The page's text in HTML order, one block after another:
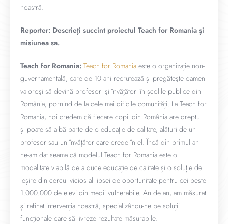
noastră.
Reporter: Descrieți succint proiectul Teach for Romania și
misiunea sa.
Teach for Romania: Teach for Romania este o organizație non-
guvernamentală, care de 10 ani recrutează și pregătește oameni
valoroși să devină profesori și învățători în școlile publice din
România, pornind de la cele mai dificile comunități. La Teach for
Romania, noi credem că fiecare copil din România are dreptul
și poate să aibă parte de o educație de calitate, alături de un
profesor sau un învățător care crede în el. Încă din primul an
ne-am dat seama că modelul Teach for Romania este o
modalitate viabilă de a duce educație de calitate și o soluție de
ieșire din cercul vicios al lipsei de oportunitate pentru cei peste
1.000.000 de elevi din medii vulnerabile. An de an, am măsurat
și rafinat intervenția noastră, specializându-ne pe soluții
funcționale care să livreze rezultate măsurabile.